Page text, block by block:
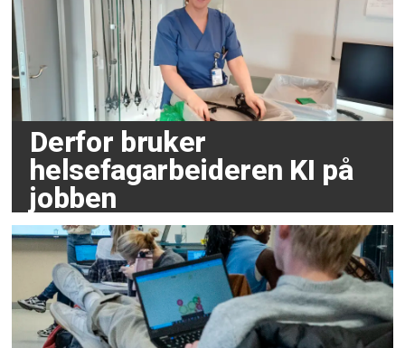
Derfor bruker
helsefagarbeideren KI på
jobben